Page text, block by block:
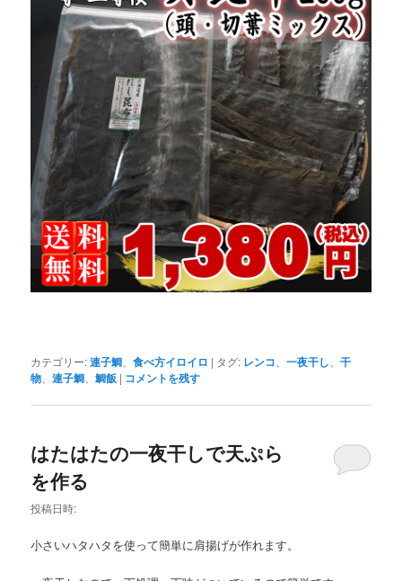
カテゴリー:連子鯛 、食べ方イロイロ | タグ: レンコ 、一夜干し 、干
物 、連子鯛 、鯛飯 | コメントを残す
はたはたの一夜干しで天ぷら
を作る
投稿日時:
小さいハタハタを使って簡単に肩揚げが作れます。